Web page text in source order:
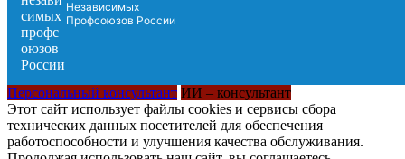
Независимых
Профсоюзов России
Персональный консультант ИИ – консультант
Этот сайт использует файлы cookies и сервисы сбора
технических данных посетителей для обеспечения
работоспособности и улучшения качества обслуживания.